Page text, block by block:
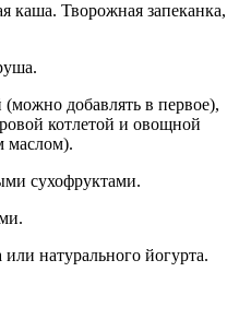
каша. Творожная запеканка,
добавлять в первое),
котлетой и овощной
маслом).
сухофруктами.
натурального йогурта.